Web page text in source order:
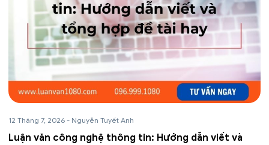
12 Tháng 7, 2026 - Nguyễn Tuyết Anh
Luận văn công nghệ thông tin: Hướng dẫn viết và